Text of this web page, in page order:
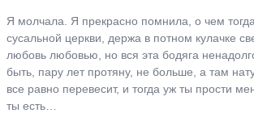
Я молчала. Я прекрасно помнила, о чем
сусальной церкви, держа в потном кулачке
любовь любовью, но вся эта бодяга
быть, пару лет протяну, не больше, а там
все равно перевесит, и тогда уж ты прости
ты есть…